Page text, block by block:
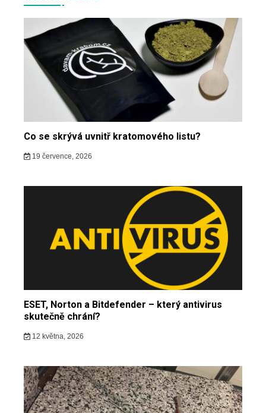
Co se skrývá uvnitř kratomového listu?
19 července, 2026
ESET, Norton a Bitdefender – který antivirus
skutečně chrání?
12 května, 2026